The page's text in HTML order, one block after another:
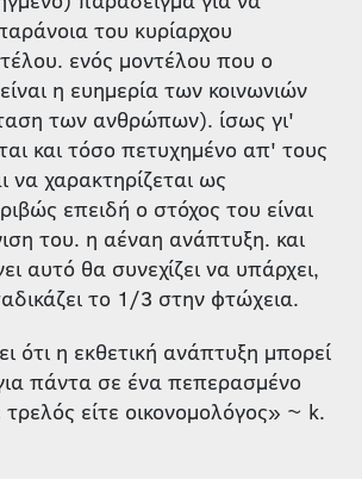
του κυρίαρχου
ενός μοντέλου που ο
η ευημερία των κοινωνιών
των ανθρώπων). ίσως γι'
και τόσο πετυχημένο απ' τους
να χαρακτηρίζεται ως
επειδή ο στόχος του είναι
του. η αέναη ανάπτυξη. και
αυτό θα συνεχίζει να υπάρχει,
το 1/3 στην φτώχεια.
ότι η εκθετική ανάπτυξη μπορεί
πάντα σε ένα πεπερασμένο
τρελός είτε οικονομολόγος» ~ k.